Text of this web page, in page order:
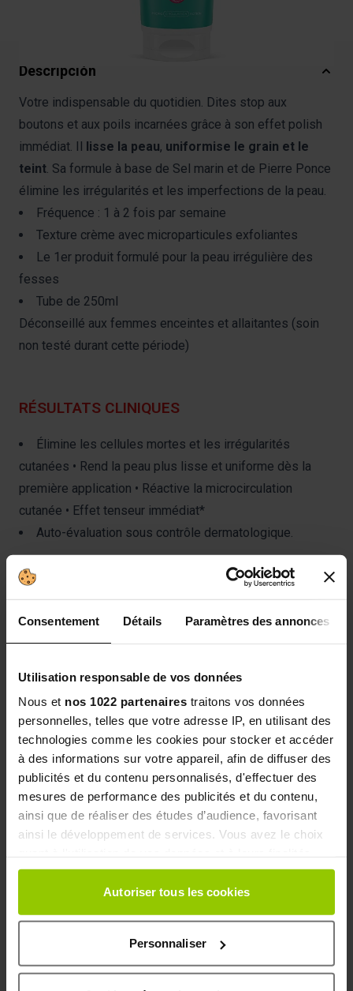
Consentement Détails Paramètres des annonces
Utilisation responsable de vos données
Nous et nos 1022 partenaires traitons vos données
personnelles, telles que votre adresse IP, en utilisant des
technologies comme les cookies pour stocker et accéder
à des informations sur votre appareil, afin de diffuser des
publicités et du contenu personnalisés, d'effectuer des
mesures de performance des publicités et du contenu,
ainsi que de réaliser des études d’audience, favorisant
ainsi le développement de services. Vous avez le choix
Vous pouvez modifier ou retirer votre consentement à
tout moment en consultant la Déclaration relative aux
cookies ou en cliquant sur l'icône de confidentialité.
Si vous le permettez, nous aimerions également :
Collecter des informations sur votre localisation
Autoriser tous les cookies
Personnaliser
Descripción
Votre indispensable du quotidien. Dites stop aux
boutons et aux poils incarnées grâce à son effet polish
immédiat. Il lisse la peau, uniformise le grain et le
teint. Sa formule à base de Sel marin et de Pierre Ponce
élimine les irrégularités et les imperfections de la peau.
Fréquence : 1 à 2 fois par semaine
Texture crème avec microparticules exfoliantes
Le 1er produit formulé pour la peau irrégulière des
fesses
Tube de 250ml
Déconseillé aux femmes enceintes et allaitantes (soin
non testé durant cette période)
RÉSULTATS CLINIQUES
Élimine les cellules mortes et les irrégularités
cutanées • Rend la peau plus lisse et uniforme dès la
première application • Réactive la microcirculation
cutanée • Effet tenseur immédiat*
Auto-évaluation sous contrôle dermatologique.
PROTOCOLE DE TEST
PRINCIPES ACTIFS
SEL MARIN
KIGELIA AFRICANA
Favorise la combustion des amas graisseux